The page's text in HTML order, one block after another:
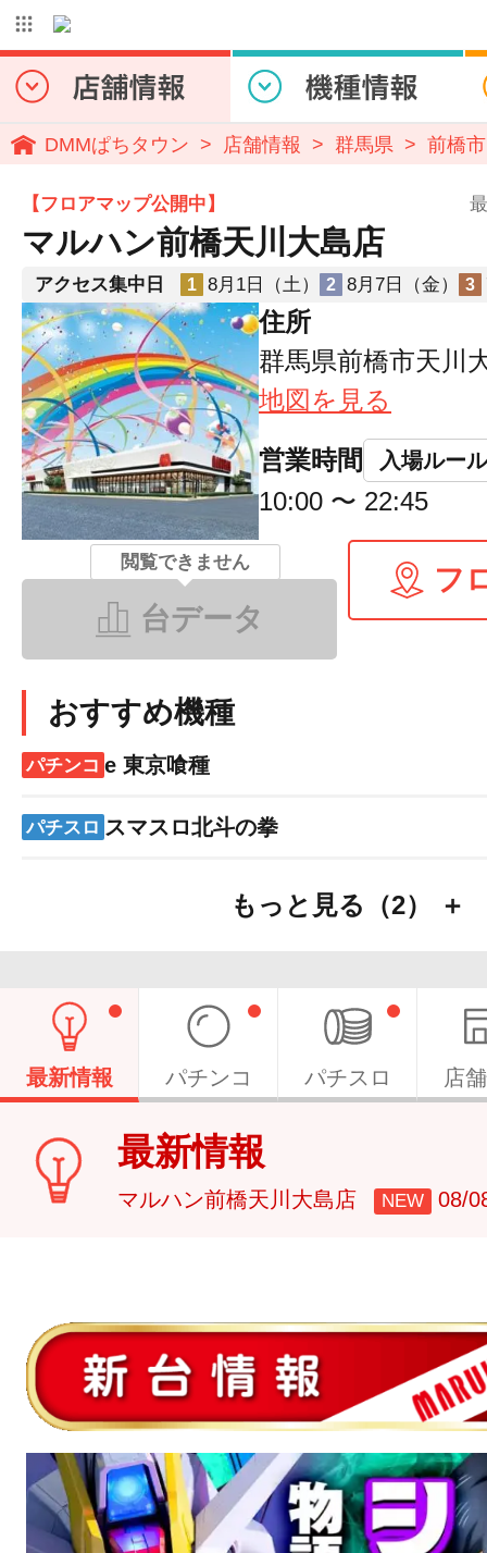
DMMぱちタウン 店舗情報 群馬県 前橋市
【フロアマップ公開中】
マルハン前橋天川大島店
アクセス集中日 1 8月1日（土） 2 8月7日（金） 3
住所
群馬県前橋市天川
地図を見る
営業時間 入場ルール
10:00 〜 22:45
閲覧できません
台データ
フ
おすすめ機種
パチンコ e 東京喰種
パチスロ スマスロ北斗の拳
もっと見る（2） ＋
最新情報 パチンコ パチスロ 店
最新情報
マルハン前橋天川大島店 NEW 08/